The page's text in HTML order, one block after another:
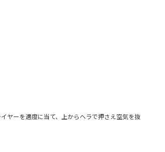
ヤーを適度に当て、上からヘラで押さえ空気を抜